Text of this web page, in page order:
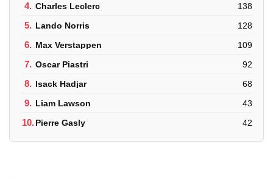
4. Charles Leclerc 138
5. Lando Norris 128
6. Max Verstappen 109
7. Oscar Piastri 92
8. Isack Hadjar 68
9. Liam Lawson 43
10.Pierre Gasly 42